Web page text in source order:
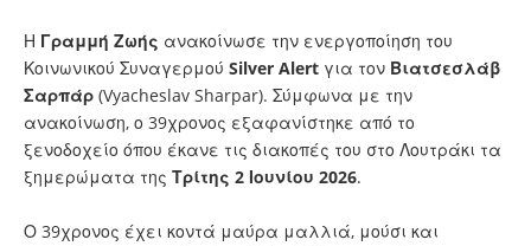
Η Γραμμή Ζωής ανακοίνωσε την ενεργοποίηση του
Κοινωνικού Συναγερμού Silver Alert για τον Βιατσεσλάβ
Σαρπάρ (Vyacheslav Sharpar). Σύμφωνα με την
ανακοίνωση, ο 39χρονος εξαφανίστηκε από το
ξενοδοχείο όπου έκανε τις διακοπές του στο Λουτράκι τα
ξημερώματα της Τρίτης 2 Ιουνίου 2026.
Ο 39χρονος έχει κοντά μαύρα μαλλιά, μούσι και